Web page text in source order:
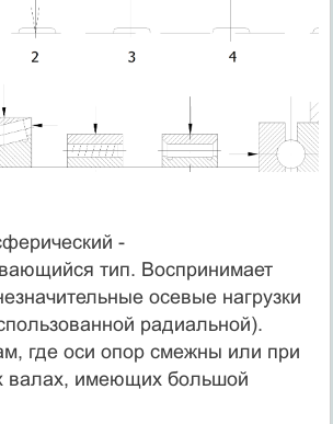
-
тип. Воспринимает
осевые нагрузки
радиальной).
где оси опор смежны или при
валах, имеющих большой